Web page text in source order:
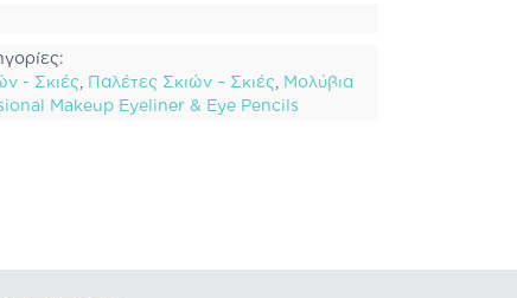
- Σκιές Παλέτες Σκιών – Σκιές
Μολύβια
Makeup Eyeliner & Eye Pencils